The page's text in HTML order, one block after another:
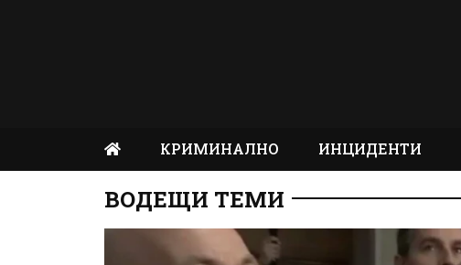
КРИМИНАЛНО ИНЦИДЕНТИ
ВОДЕЩИ ТЕМИ